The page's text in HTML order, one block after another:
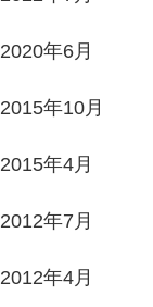
2020年6月
2015年10月
2015年4月
2012年7月
2012年4月